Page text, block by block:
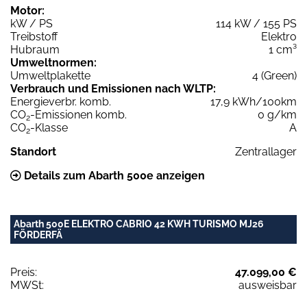
Motor:
kW / PS
114 kW / 155 PS
Treibstoff
Elektro
Hubraum
1 cm³
Umweltnormen:
Umweltplakette
4 (Green)
Verbrauch und Emissionen nach WLTP:
Energieverbr. komb.
17,9 kWh/100km
CO2-Emissionen komb.
0 g/km
CO2-Klasse
A
Standort
Zentrallager
Details zum Abarth 500e anzeigen
Abarth 500E ELEKTRO CABRIO 42 KWH TURISMO MJ26
FÖRDERFÄ
Preis:
47.099,00 €
MWSt:
ausweisbar